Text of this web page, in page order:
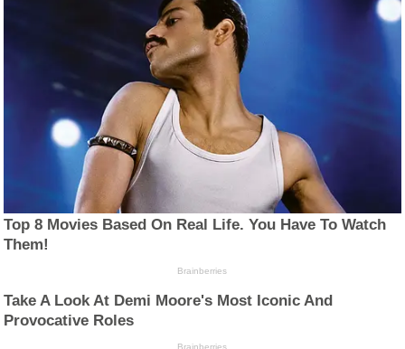
Top 8 Movies Based On Real Life. You Have To Watch
Them!
Brainberries
Take A Look At Demi Moore's Most Iconic And
Provocative Roles
Brainberries